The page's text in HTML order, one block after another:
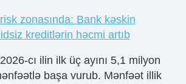
zonasında: Bank kəskin
kreditlərin həcmi artıb
cı ilin ilk üç ayını 5,1 milyon
başa vurub. Mənfəət illik